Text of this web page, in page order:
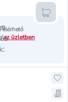
elérhető
az üzletben
listára, Isana